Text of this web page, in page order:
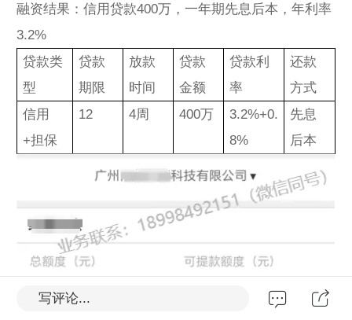
融资结果：信用贷款400万，一年期先息后本，年利率
3.2%
贷款类
型
贷款
期限
放款
时间
贷款
金额
贷款利
率
还款
方式
信用
+担保
12 4周 400万
3.2%+0.
8%
先息
后本
写评论...